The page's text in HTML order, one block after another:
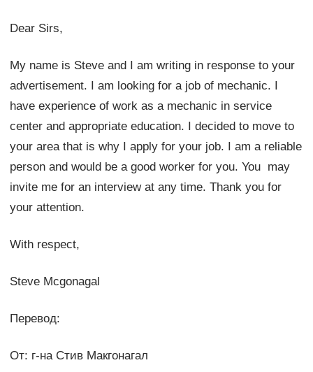
Dear Sirs,
My name is Steve and I am writing in response to your
advertisement. I am looking for a job of mechanic. I
have experience of work as a mechanic in service
center and appropriate education. I decided to move to
your area that is why I apply for your job. I am a reliable
person and would be a good worker for you. You may
invite me for an interview at any time. Thank you for
your attention.
With respect,
Steve Mcgonagal
Перевод:
От: г-на Стив Макгонагал